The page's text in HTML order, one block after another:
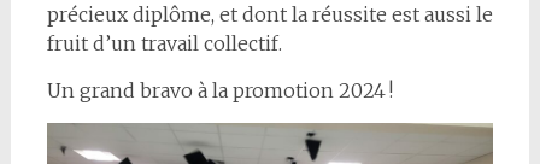
précieux diplôme, et dont la réussite est aussi le
fruit d’un travail collectif.
Un grand bravo à la promotion 2024 !